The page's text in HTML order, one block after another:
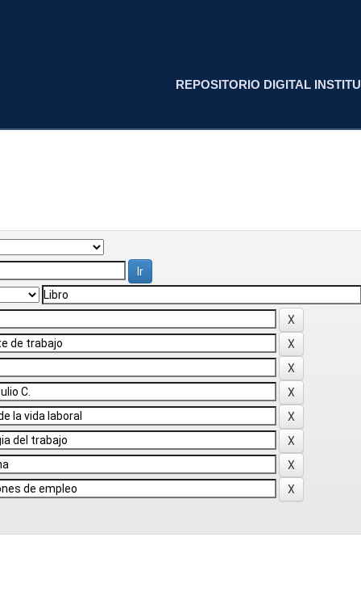
REPOSITORIO DIGITAL